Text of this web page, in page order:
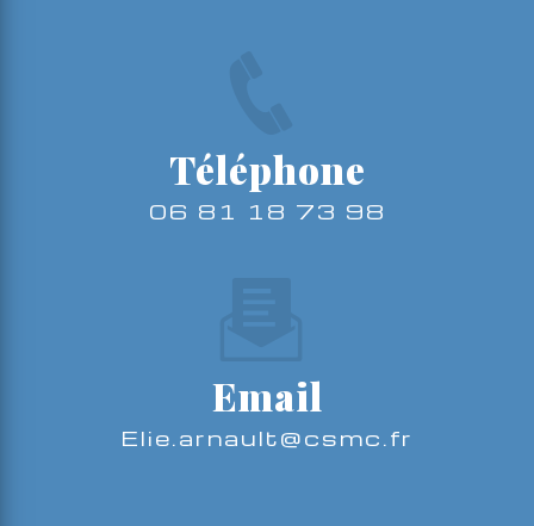
Téléphone
06 81 18 73 98
Email
elie.arnault@csmc.fr